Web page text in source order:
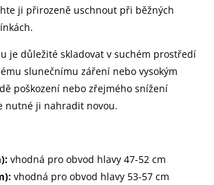
ji přirozeně uschnout při běžných
je důležité skladovat v suchém prostředí
slunečnímu záření nebo vysokým
poškození nebo zřejmého snížení
nutné ji nahradit novou.
vhodná pro obvod hlavy 47-52 cm
vhodná pro obvod hlavy 53-57 cm